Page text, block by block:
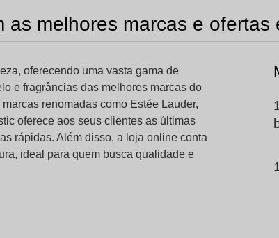
melhores marcas e ofertas
oferecendo uma vasta gama de
e fragrâncias das melhores marcas do
renomadas como Estée Lauder,
oferece aos seus clientes as últimas
rápidas. Além disso, a loja online conta
ideal para quem busca qualidade e